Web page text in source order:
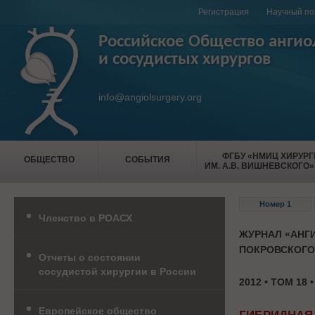
Регистрация Научный
Российское Общество
и сосудистых хирургов
info@angiolsurgery.org
ОБЩЕСТВО СОБЫТИЯ
ФГБУ «НМИЦ
ИМ. А.В.
Номер 1
ЖУРНАЛ
2012 • ТОМ 18
Членство в РОАСХ
Отчеты о состоянии
сосудистой хирургии в России
Европейское общество